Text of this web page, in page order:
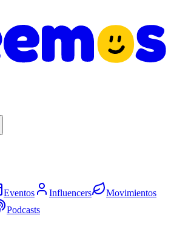
Eventos Influencers
Movimientos
Podcasts